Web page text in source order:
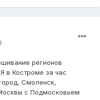
регионов
в Костроме за час
Смоленск,
с Подмосковьем